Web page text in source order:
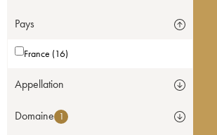
Pays
France (16)
Appellation
Domaine 1